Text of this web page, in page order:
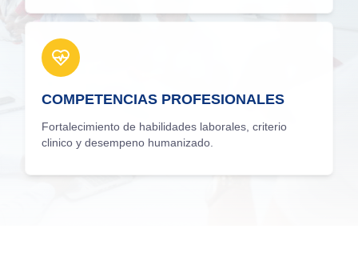
COMPETENCIAS PROFESIONALES
Fortalecimiento de habilidades laborales, criterio
clinico y desempeno humanizado.